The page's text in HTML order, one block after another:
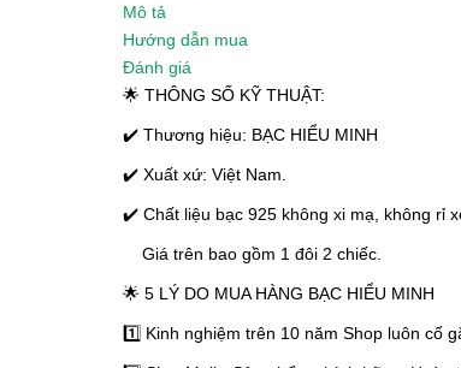
Mô tả
Hướng dẫn mua
Đánh giá
🌟 THÔNG SỐ KỸ THUẬT:
✔️ Thương hiệu: BẠC HIỂU MINH
✔️ Xuất xứ: Việt Nam.
✔️ Chất liệu bạc 925 không xi mạ, không rỉ
Giá trên bao gồm 1 đôi 2 chiếc.
🌟 5 LÝ DO MUA HÀNG BẠC HIỂU MINH
1️⃣ Kinh nghiệm trên 10 năm Shop luôn cố